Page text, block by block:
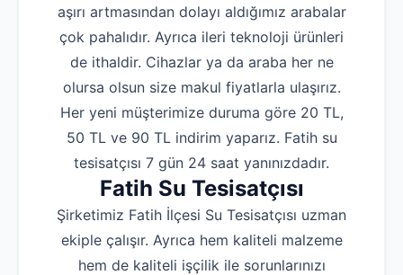
aşırı artmasından dolayı aldığımız arabalar
çok pahalıdır. Ayrıca ileri teknoloji ürünleri
de ithaldir. Cihazlar ya da araba her ne
olursa olsun size makul fiyatlarla ulaşırız.
Her yeni müşterimize duruma göre 20 TL,
50 TL ve 90 TL indirim yaparız. Fatih su
tesisatçısı 7 gün 24 saat yanınızdadır.
Fatih Su Tesisatçısı
Şirketimiz Fatih İlçesi Su Tesisatçısı uzman
ekiple çalışır. Ayrıca hem kaliteli malzeme
hem de kaliteli işçilik ile sorunlarınızı